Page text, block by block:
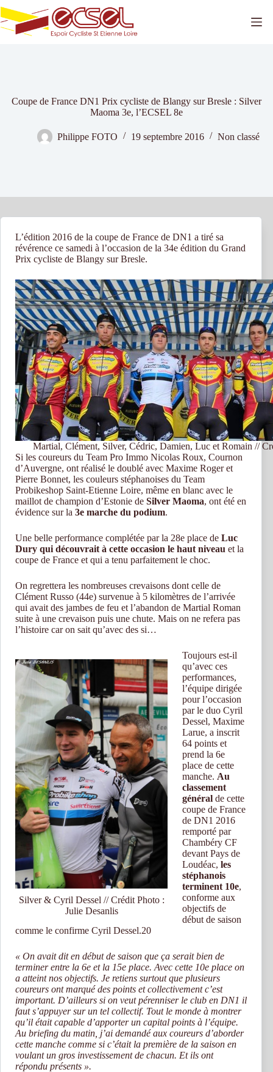
Passer
au
contenu
Coupe de France DN1 Prix cycliste de Blangy sur Bresle : Silver
Maoma 3e, l’ECSEL 8e
Philippe FOTO 19 septembre 2016 Non classé
L’édition 2016 de la coupe de France de DN1 a tiré sa
révérence ce samedi à l’occasion de la 34e édition du Grand
Prix cycliste de Blangy sur Bresle.
Martial, Clément, Silver, Cédric, Damien, Luc et Romain //
Si les coureurs du Team Pro Immo Nicolas Roux, Cournon
d’Auvergne, ont réalisé le doublé avec Maxime Roger et
Pierre Bonnet, les couleurs stéphanoises du Team
Probikeshop Saint-Etienne Loire, même en blanc avec le
maillot de champion d’Estonie de Silver Maoma, ont été en
évidence sur la 3e marche du podium.
Une belle performance complétée par la 28e place de Luc
Dury qui découvrait à cette occasion le haut niveau et la
coupe de France et qui a tenu parfaitement le choc.
On regrettera les nombreuses crevaisons dont celle de
Clément Russo (44e) survenue à 5 kilomètres de l’arrivée
qui avait des jambes de feu et l’abandon de Martial Roman
suite à une crevaison puis une chute. Mais on ne refera pas
l’histoire car on sait qu’avec des si…
Silver & Cyril Dessel // Crédit Photo :
Julie Desanlis
Toujours est-il
qu’avec ces
performances,
l’équipe dirigée
pour l’occasion
par le duo Cyril
Dessel, Maxime
Larue, a inscrit
64 points et
prend la 6e
place de cette
manche. Au
classement
général de cette
coupe de France
de DN1 2016
remporté par
Chambéry CF
devant Pays de
Loudéac, les
stéphanois
terminent 10e,
conforme aux
objectifs de
début de saison
comme le confirme Cyril Dessel.20
« On avait dit en début de saison que ça serait bien de
terminer entre la 6e et la 15e place. Avec cette 10e place on
a atteint nos objectifs. Je retiens surtout que plusieurs
coureurs ont marqué des points et collectivement c’est
important. D’ailleurs si on veut pérenniser le club en DN1 il
faut s’appuyer sur un tel collectif. Tout le monde à montrer
qu’il était capable d’apporter un capital points à l’équipe.
Au briefing du matin, j’ai demandé aux coureurs d’aborder
cette manche comme si c’était la première de la saison en
voulant un gros investissement de chacun. Et ils ont
répondu présents ».